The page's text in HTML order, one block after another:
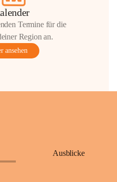
Termine für die
Region an.
ansehen
Ausblicke